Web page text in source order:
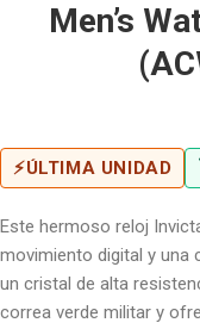
Men’s
⚡ÚLTIMA UNIDAD
Este hermoso reloj
movimiento digital y una
un cristal de alta
correa verde militar y